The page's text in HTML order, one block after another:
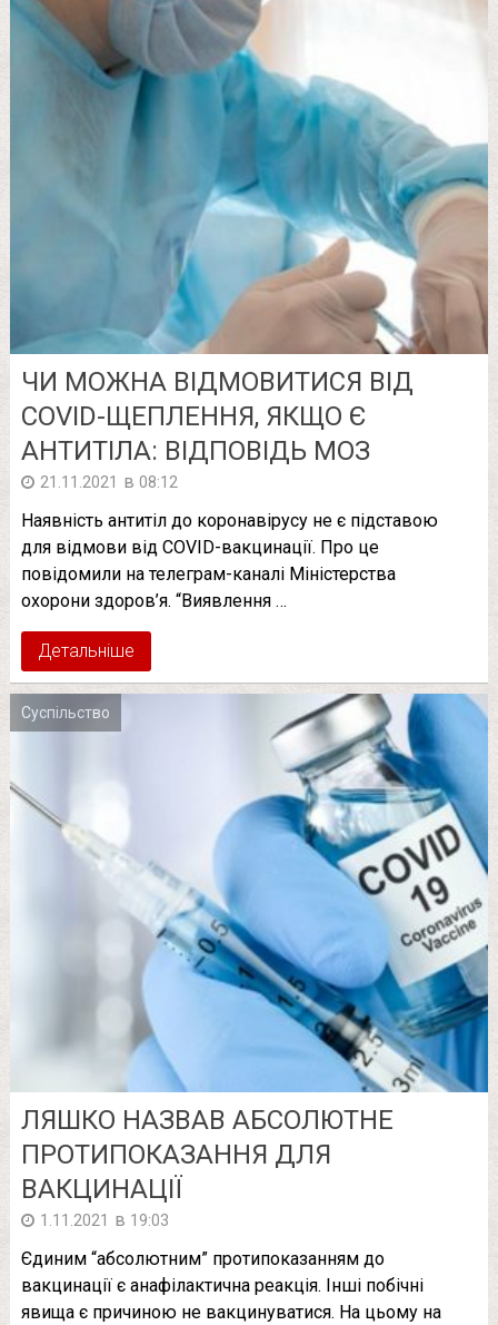
ЧИ МОЖНА ВІДМОВИТИСЯ ВІД
COVID-ЩЕПЛЕННЯ, ЯКЩО Є
АНТИТІЛА: ВІДПОВІДЬ МОЗ
21.11.2021 в 08:12
Наявність антитіл до коронавірусу не є підставою
для відмови від COVID-вакцинації. Про це
повідомили на телеграм-каналі Міністерства
охорони здоров’я. “Виявлення …
Детальніше
Суспільство
ЛЯШКО НАЗВАВ АБСОЛЮТНЕ
ПРОТИПОКАЗАННЯ ДЛЯ
ВАКЦИНАЦІЇ
1.11.2021 в 19:03
Єдиним “абсолютним” протипоказанням до
вакцинації є анафілактична реакція. Інші побічні
явища є причиною не вакцинуватися. На цьому на